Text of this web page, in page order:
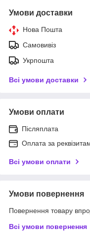
Умови доставки
Нова Пошта
Самовивіз
Укрпошта
Всі умови доставки
Умови оплати
Післяплата
Оплата за
Всі умови оплати
Умови повернення
Повернення товару
Всі умови повернення